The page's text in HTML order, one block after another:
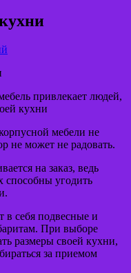
привлекает людей,
кухни
мебели не
не может не радовать.
на заказ, ведь
способны угодить
себя подвесные и
При выборе
размеры своей кухни,
за приемом